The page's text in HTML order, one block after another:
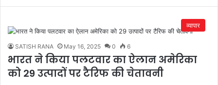
व्यापार
SATISH RANA May 16, 2025 0 6
भारत ने किया पलटवार का ऐलान अमेरिका
को 29 उत्पादों पर टैरिफ की चेतावनी